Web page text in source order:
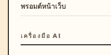
พรอมต์หน้าเว็บ
เครื่องมือ AI